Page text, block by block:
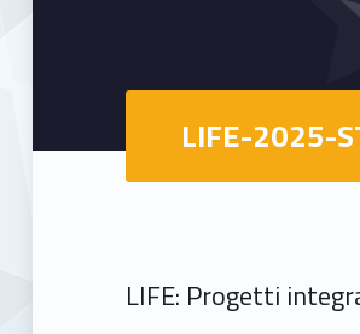
LIFE-2025-
LIFE: Progetti